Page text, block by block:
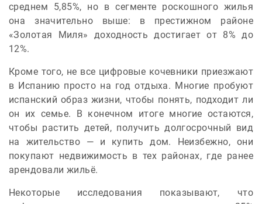
среднем 5,85%, но в сегменте роскошного жилья
она значительно выше: в престижном районе
«Золотая Миля» доходность достигает от 8% до
12%.
Кроме того, не все цифровые кочевники приезжают
в Испанию просто на год отдыха. Многие пробуют
испанский образ жизни, чтобы понять, подходит ли
он их семье. В конечном итоге многие остаются,
чтобы растить детей, получить долгосрочный вид
на жительство — и купить дом. Неизбежно, они
покупают недвижимость в тех районах, где ранее
арендовали жильё.
Некоторые исследования показывают, что